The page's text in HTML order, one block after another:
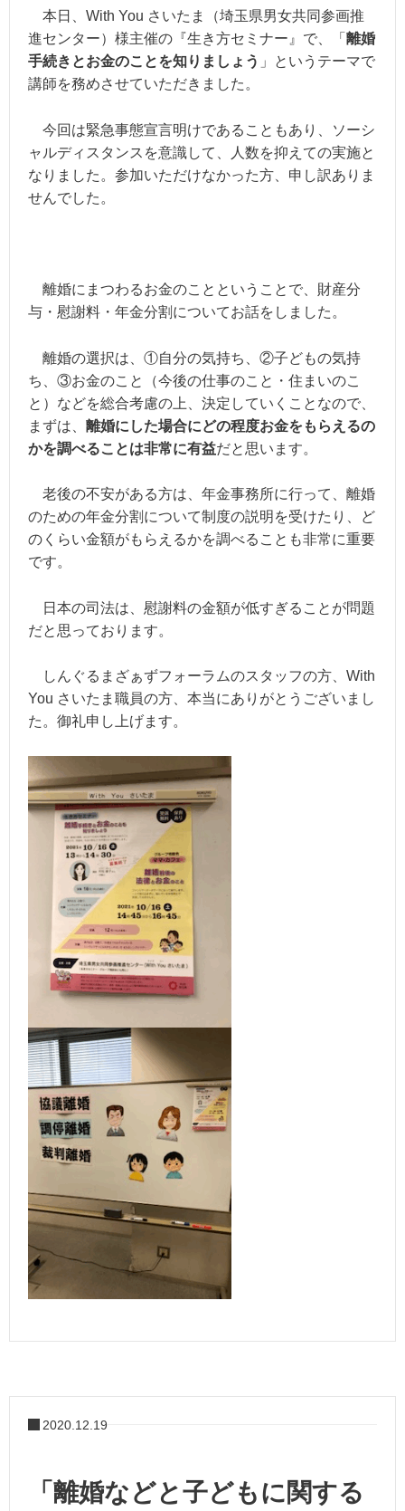
本日、With You さいたま（埼玉県男女共同参画推
進センター）様主催の『生き方セミナー』で、「 離婚
手続きとお金のことを知りましょう 」というテーマで
講師を務めさせていただきました。
今回は緊急事態宣言明けであることもあり、ソーシ
ャルディスタンスを意識して、人数を抑えての実施と
なりました。参加いただけなかった方、申し訳ありま
せんでした。
離婚にまつわるお金のことということで、財産分
与・慰謝料・年金分割についてお話をしました。
離婚の選択は、①自分の気持ち、②子どもの気持
ち、③お金のこと（今後の仕事のこと・住まいのこ
と）などを総合考慮の上、決定していくことなので、
まずは、 離婚にした場合にどの程度お金をもらえるの
かを調べることは非常に有益だと思います。
老後の不安がある方は、年金事務所に行って、離婚
のための年金分割について制度の説明を受けたり、ど
のくらい金額がもらえるかを調べることも非常に重要
です。
日本の司法は、慰謝料の金額が低すぎることが問題
だと思っております。
しんぐるまざぁずフォーラムのスタッフの方、With
You さいたま職員の方、本当にありがとうございまし
た。御礼申し上げます。
2020.12.19
「離婚などと子どもに関する